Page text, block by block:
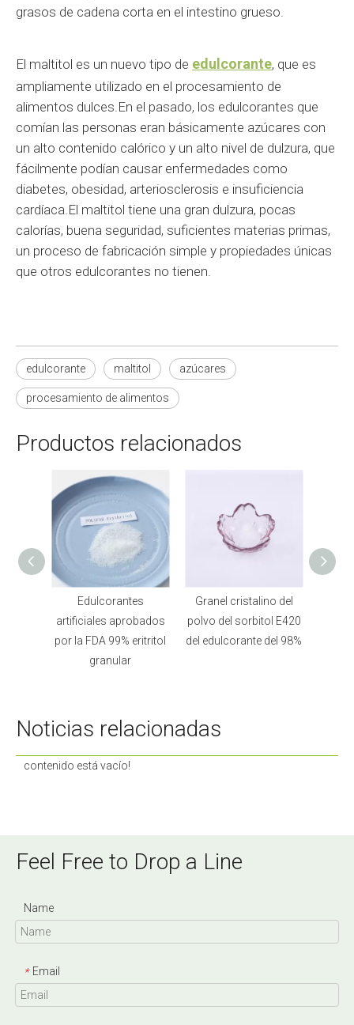
grasos de cadena corta en el intestino grueso.
El maltitol es un nuevo tipo de edulcorante, que es
ampliamente utilizado en el procesamiento de
alimentos dulces.En el pasado, los edulcorantes que
comían las personas eran básicamente azúcares con
un alto contenido calórico y un alto nivel de dulzura, que
fácilmente podían causar enfermedades como
diabetes, obesidad, arteriosclerosis e insuficiencia
cardíaca.El maltitol tiene una gran dulzura, pocas
calorías, buena seguridad, suficientes materias primas,
un proceso de fabricación simple y propiedades únicas
que otros edulcorantes no tienen.
edulcorante maltitol azúcares
procesamiento de alimentos
Productos relacionados
Edulcorantes
artificiales aprobados
por la FDA 99% eritritol
granular
Granel cristalino del
polvo del sorbitol E420
del edulcorante del 98%
Noticias relacionadas
contenido está vacío!
Feel Free to Drop a Line
Name
* Email